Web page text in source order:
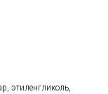
этиленгликоль,